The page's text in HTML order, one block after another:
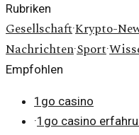
Rubriken
Gesellschaft·Krypto-
Nachrichten·Sport·
Empfohlen
1go casino
·1go casino